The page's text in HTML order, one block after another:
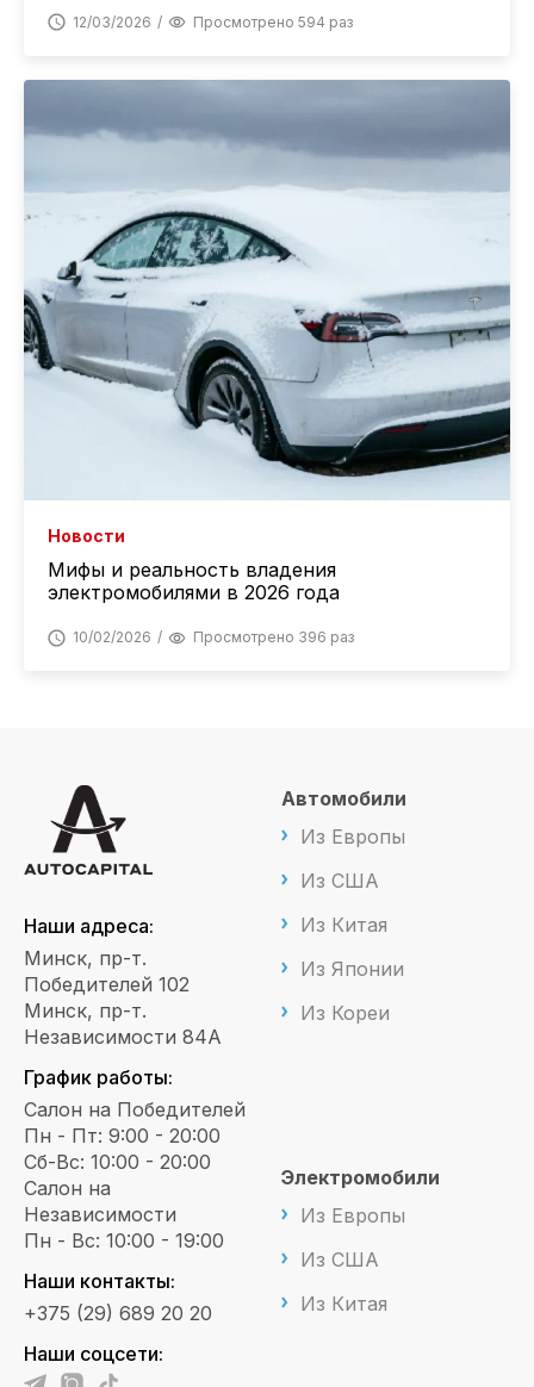
12/03/2026 Просмотрено 594 раз
Новости
Мифы и реальность владения
электромобилями в 2026 года
10/02/2026 Просмотрено 396 раз
Наши адреса:
Минск, пр-т.
Победителей 102
Минск, пр-т.
Независимости 84А
График работы:
Салон на Победителей
Пн - Пт: 9:00 - 20:00
Сб-Вс: 10:00 - 20:00
Салон на
Независимости
Пн - Вс: 10:00 - 19:00
Наши контакты:
+375 (29) 689 20 20
Наши соцсети:
Автомобили
Из Европы
Из США
Из Китая
Из Японии
Из Кореи
Электромобили
Из Европы
Из США
Из Китая